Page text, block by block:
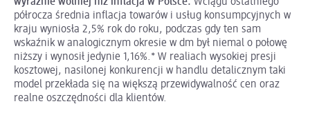
półrocza średnia inflacja towarów i usług konsumpcyjnych w
kraju wyniosła 2,5% rok do roku, podczas gdy ten sam
wskaźnik w analogicznym okresie w dm był niemal o połowę
niższy i wynosił jedynie 1,16%.* W realiach wysokiej presji
kosztowej, nasilonej konkurencji w handlu detalicznym taki
model przekłada się na większą przewidywalność cen oraz
realne oszczędności dla klientów.